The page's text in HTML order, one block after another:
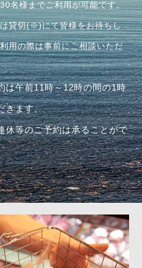
名様までご利用が可能です。
貸切(※)にて皆様をお待ちし
用の際は事前にご相談いただ
は午前11時～12時の間の1時
きます。
等のご予約は承ることがで